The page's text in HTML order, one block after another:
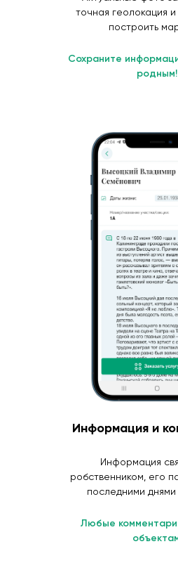
точная геолокация
построить
Сохраните
родным!
Информация и
Информация
робственником, его
последними днями
Любые